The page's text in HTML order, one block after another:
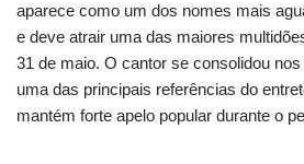
aparece como um dos nomes mais
e deve atrair uma das maiores
31 de maio. O cantor se consolidou
uma das principais referências do
mantém forte apelo popular durante o